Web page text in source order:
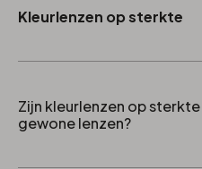
Kleurlenzen op sterkte
Zijn kleurlenzen op
gewone lenzen?